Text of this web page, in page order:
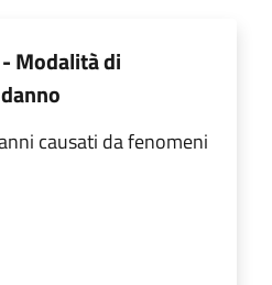
Modalità di
causati da fenomeni